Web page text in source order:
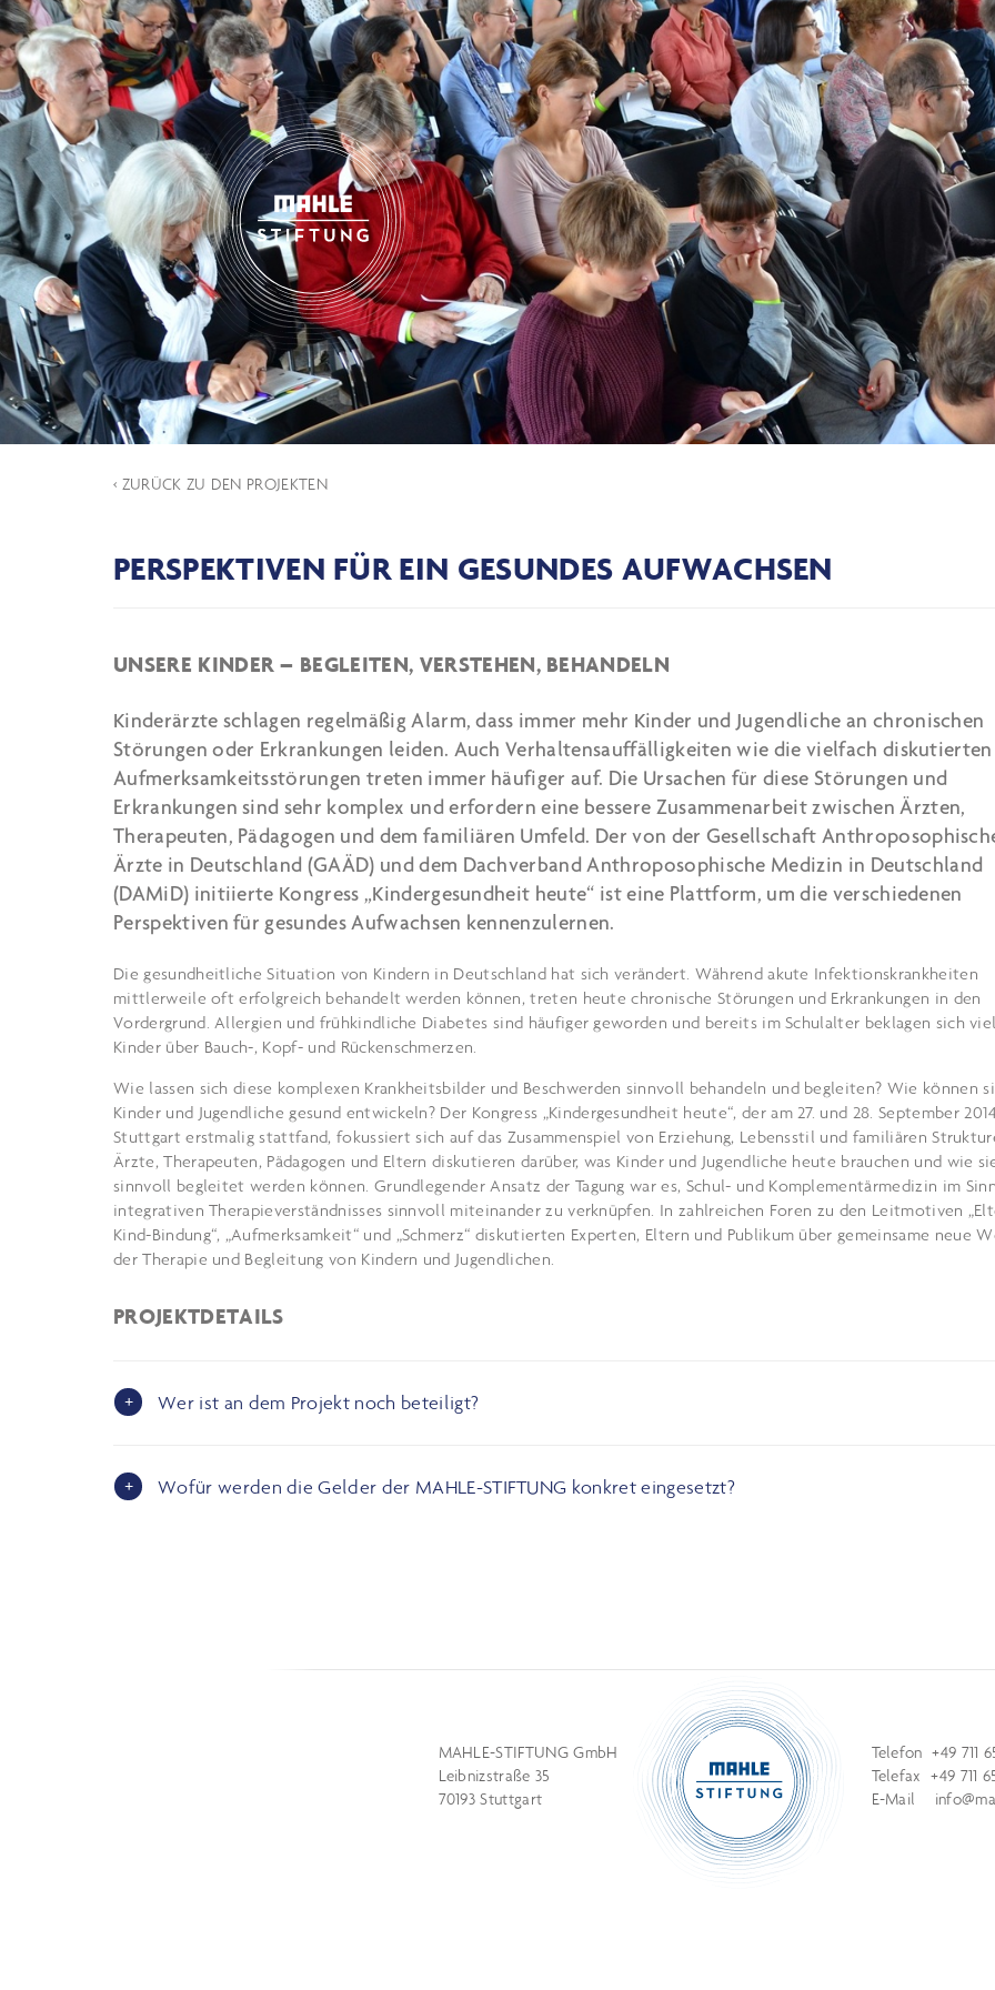
‹ ZURÜCK ZU DEN PROJEKTEN
PERSPEKTIVEN FÜR EIN GESUNDES AUFWACHSEN
UNSERE KINDER – BEGLEITEN, VERSTEHEN, BEHANDELN
Kinderärzte schlagen regelmäßig Alarm, dass immer mehr Kinder und Jugendliche an chronischen
Störungen oder Erkrankungen leiden. Auch Verhaltensauffälligkeiten wie die vielfach diskutierten
Aufmerksamkeitsstörungen treten immer häufiger auf. Die Ursachen für diese Störungen und
Erkrankungen sind sehr komplex und erfordern eine bessere Zusammenarbeit zwischen Ärzten,
Therapeuten, Pädagogen und dem familiären Umfeld. Der von der Gesellschaft
Ärzte in Deutschland (GAÄD) und dem Dachverband Anthroposophische Medizin in Deutschland
(DAMiD) initiierte Kongress „Kindergesundheit heute“ ist eine Plattform, um die verschiedenen
Perspektiven für gesundes Aufwachsen kennenzulernen.
Die gesundheitliche Situation von Kindern in Deutschland hat sich verändert. Während akute Infektionskrankheiten
mittlerweile oft erfolgreich behandelt werden können, treten heute chronische Störungen und Erkrankungen in den
Vordergrund. Allergien und frühkindliche Diabetes sind häufiger geworden und bereits im Schulalter beklagen sich
Kinder über Bauch-, Kopf- und Rückenschmerzen.
Wie lassen sich diese komplexen Krankheitsbilder und Beschwerden sinnvoll behandeln und begleiten? Wie können
Kinder und Jugendliche gesund entwickeln? Der Kongress „Kindergesundheit heute“, der am 27. und 28. September
Stuttgart erstmalig stattfand, fokussiert sich auf das Zusammenspiel von Erziehung, Lebensstil und familiären
Ärzte, Therapeuten, Pädagogen und Eltern diskutieren darüber, was Kinder und Jugendliche heute brauchen und wie
sinnvoll begleitet werden können. Grundlegender Ansatz der Tagung war es, Schul- und Komplementärmedizin im
integrativen Therapieverständnisses sinnvoll miteinander zu verknüpfen. In zahlreichen Foren zu den Leitmotiven
Kind-Bindung“, „Aufmerksamkeit“ und „Schmerz“ diskutierten Experten, Eltern und Publikum über gemeinsame neue
der Therapie und Begleitung von Kindern und Jugendlichen.
PROJEKTDETAILS
Wer ist an dem Projekt noch beteiligt?
Wofür werden die Gelder der MAHLE-STIFTUNG konkret eingesetzt?
MAHLE-STIFTUNG GmbH
Leibnizstraße 35
70193 Stuttgart
Telefon +49 711
Telefax +49 711
E-Mail